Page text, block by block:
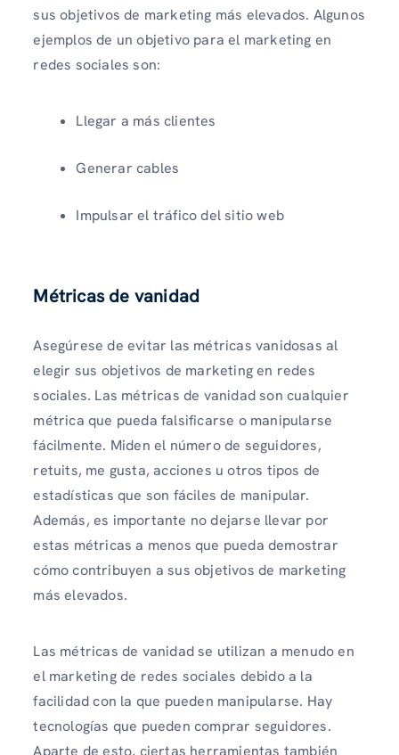
sus objetivos de marketing más elevados. Algunos
ejemplos de un objetivo para el marketing en
redes sociales son:
Llegar a más clientes
Generar cables
Impulsar el tráfico del sitio web
Métricas de vanidad
Asegúrese de evitar las métricas vanidosas al
elegir sus objetivos de marketing en redes
sociales. Las métricas de vanidad son cualquier
métrica que pueda falsificarse o manipularse
fácilmente. Miden el número de seguidores,
retuits, me gusta, acciones u otros tipos de
estadísticas que son fáciles de manipular.
Además, es importante no dejarse llevar por
estas métricas a menos que pueda demostrar
cómo contribuyen a sus objetivos de marketing
más elevados.
Las métricas de vanidad se utilizan a menudo en
el marketing de redes sociales debido a la
facilidad con la que pueden manipularse. Hay
tecnologías que pueden comprar seguidores.
Aparte de esto, ciertas herramientas también